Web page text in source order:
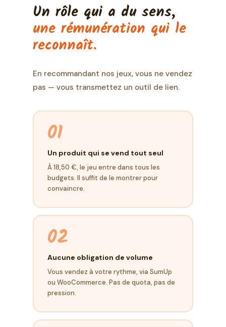
Un rôle qui a du sens,
une rémunération qui le
reconnaît.
En recommandant nos jeux, vous ne vendez
pas — vous transmettez un outil de lien.
01
Un produit qui se vend tout seul
À 18,50 €, le jeu entre dans tous les
budgets. Il suffit de le montrer pour
convaincre.
02
Aucune obligation de volume
Vous vendez à votre rythme, via SumUp
ou WooCommerce. Pas de quota, pas de
pression.